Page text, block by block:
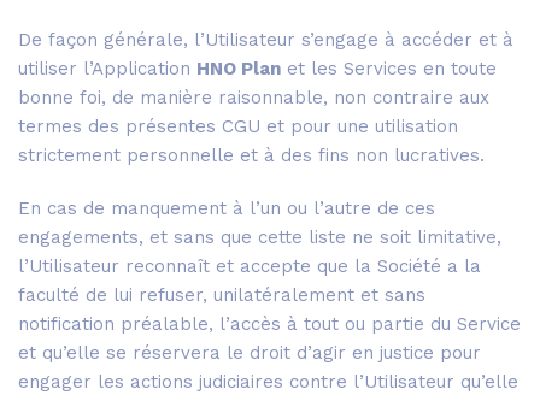
De façon générale, l’Utilisateur s’engage à accéder et à
utiliser l’Application HNO Plan et les Services en toute
bonne foi, de manière raisonnable, non contraire aux
termes des présentes CGU et pour une utilisation
strictement personnelle et à des fins non lucratives.
En cas de manquement à l’un ou l’autre de ces
engagements, et sans que cette liste ne soit limitative,
l’Utilisateur reconnaît et accepte que la Société a la
faculté de lui refuser, unilatéralement et sans
notification préalable, l’accès à tout ou partie du Service
et qu’elle se réservera le droit d’agir en justice pour
engager les actions judiciaires contre l’Utilisateur qu’elle